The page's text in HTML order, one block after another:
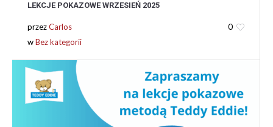
LEKCJE POKAZOWE WRZESIEŃ 2025
0
przezCarlos
wBez kategorii